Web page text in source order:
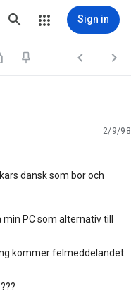
Sign in
 
2/9/98
dansk som bor och
PC som alternativ till
kommer felmeddelandet